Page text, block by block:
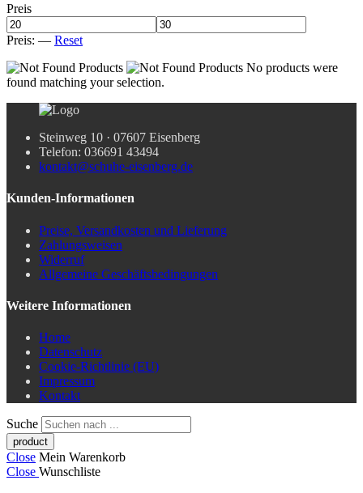
Preis
Preis: — Reset
No products were
found matching your selection.
Steinweg 10 · 07607 Eisenberg
Telefon: 036691 43494
kontakt@schuhe-eisenberg.de
Kunden-Informationen
Preise, Versandkosten und Lieferung
Zahlungsweisen
Widerruf
Allgemeine Geschäftsbedingungen
Weitere Informationen
Home
Datenschutz
Cookie-Richtlinie (EU)
Impressum
Kontakt
Suche
Close Mein Warenkorb
Close Wunschliste